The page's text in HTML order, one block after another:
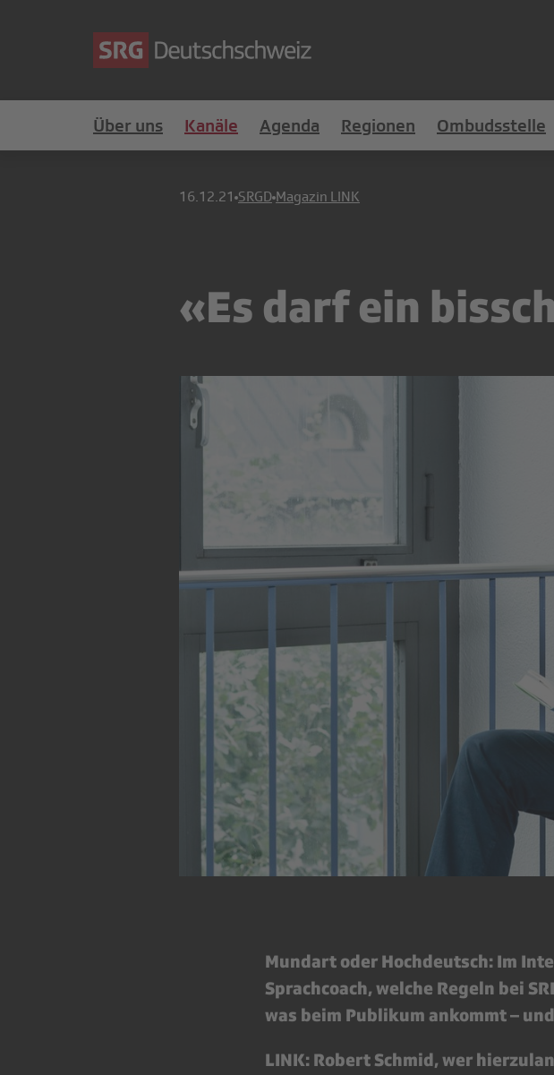
Über uns Kanäle Agenda Regionen Ombudsstelle
16.12.21 SRGD Magazin LINK
«Es darf ein
Mundart oder Hochdeutsch: Im
Sprachcoach, welche Regeln bei
was beim Publikum ankommt –
LINK: Robert Schmid, wer